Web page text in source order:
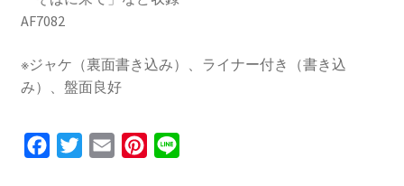
AF7082
※ジャケ（裏面書き込み）、ライナー付き（書き込
み）、盤面良好